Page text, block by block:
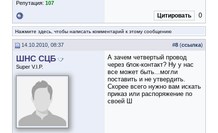
Репутация: 107
Цитировать 0
Нажмите здесь, чтобы написать комментарий к этому сообщению
14.10.2010, 08:37 #8 (ссылка)
ШНС СЦБ
Super V.I.P.
А зачем четвертый провод
через блок-контакт? Ну у нас
все может быть...могли
поставить и не утвердить.
Скорее всего нужно вам искать
приказ или распоряжение по
своей Ш